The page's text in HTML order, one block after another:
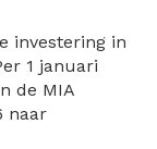
investering in
1 januari
de MIA
naar